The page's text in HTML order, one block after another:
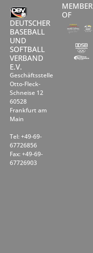
DEUTSCHER
BASEBALL
UND
SOFTBALL
VERBAND
E.V.
Geschäftsstelle
Otto-Fleck-
Schneise 12
60528
Frankfurt am
Main
Tel: +49-69-
67726856
Fax: +49-69-
67726903
MEMBER
OF